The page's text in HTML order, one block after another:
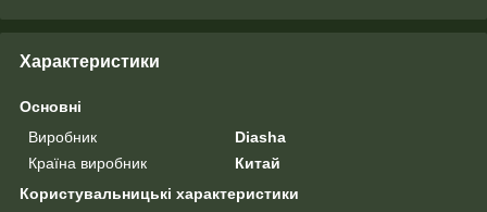
Характеристики
Основні
Виробник
Diasha
Країна виробник
Китай
Користувальницькі характеристики